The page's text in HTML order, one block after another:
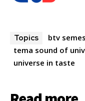
Topics
btv
tema sound of
universe in taste